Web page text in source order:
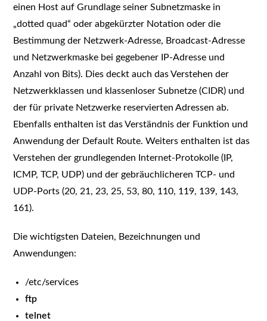
einen Host auf Grundlage seiner Subnetzmaske in
„dotted quad“ oder abgekürzter Notation oder die
Bestimmung der Netzwerk-Adresse, Broadcast-Adresse
und Netzwerkmaske bei gegebener IP-Adresse und
Anzahl von Bits). Dies deckt auch das Verstehen der
Netzwerkklassen und klassenloser Subnetze (CIDR) und
der für private Netzwerke reservierten Adressen ab.
Ebenfalls enthalten ist das Verständnis der Funktion und
Anwendung der Default Route. Weiters enthalten ist das
Verstehen der grundlegenden Internet-Protokolle (IP,
ICMP, TCP, UDP) und der gebräuchlicheren TCP- und
UDP-Ports (20, 21, 23, 25, 53, 80, 110, 119, 139, 143,
161).
Die wichtigsten Dateien, Bezeichnungen und
Anwendungen:
/etc/services
ftp
telnet